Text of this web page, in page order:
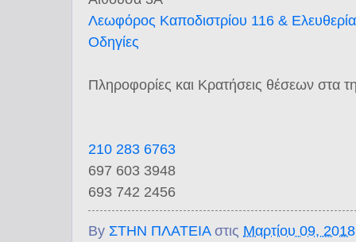
Λεωφόρος Καποδιστρίου 116 &
Οδηγίες
Πληροφορίες και Κρατήσεις θέσεων στα
210 283 6763
697 603 3948
693 742 2456
By ΣΤΗΝ ΠΛΑΤΕΙΑ στις Μαρτίου 09, 2018